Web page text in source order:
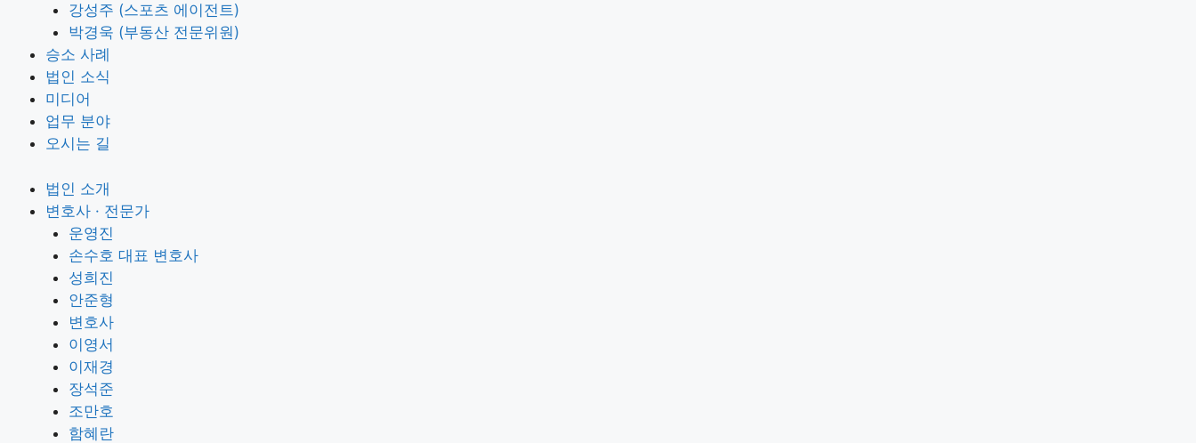
강성주 (스포츠 에이전트)
박경욱 (부동산 전문위원)
승소 사례
법인 소식
미디어
업무 분야
오시는 길
법인 소개
변호사 · 전문가
운영진
손수호 대표 변호사
성희진
안준형
변호사
이영서
이재경
장석준
조만호
함혜란